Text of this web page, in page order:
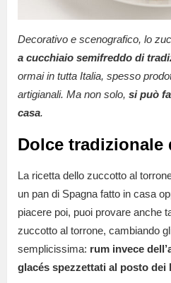
Decorativo e scenografico, lo
a cucchiaio semifreddo di
ormai in tutta Italia, spesso
artigianali. Ma non solo, si può
casa.
Dolce tradizionale
La ricetta dello zuccotto al
un pan di Spagna fatto in casa
piacere poi, puoi provare anche
zuccotto al torrone, cambiando
semplicissima: rum invece
glacés spezzettati al posto dei